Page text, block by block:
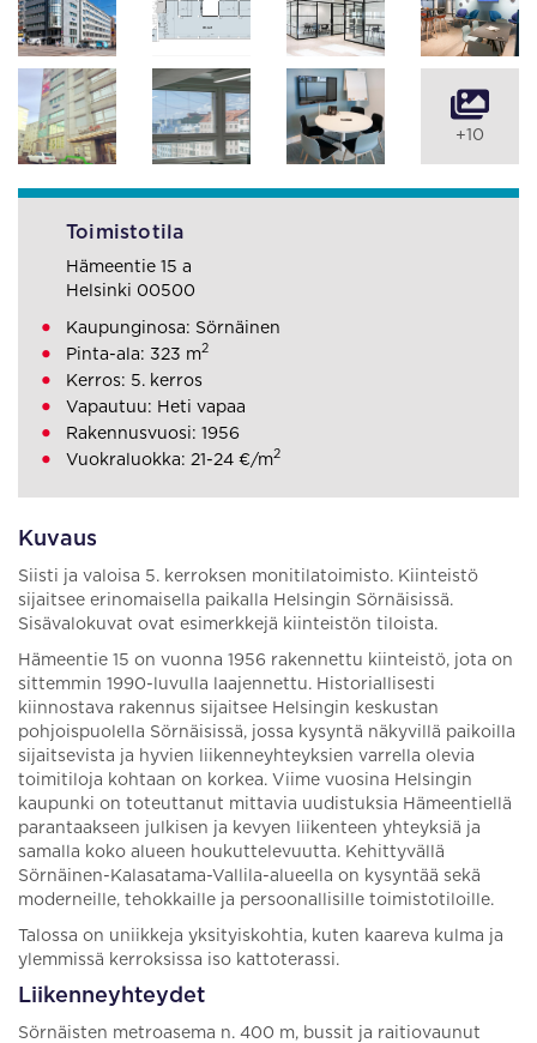
Kuvaus
Siisti ja valoisa 5. kerroksen monitilatoimisto. Kiinteistö
sijaitsee erinomaisella paikalla Helsingin Sörnäisissä.
Sisävalokuvat ovat esimerkkejä kiinteistön tiloista.
Hämeentie 15 on vuonna 1956 rakennettu kiinteistö, jota on
sittemmin 1990-luvulla laajennettu. Historiallisesti
kiinnostava rakennus sijaitsee Helsingin keskustan
pohjoispuolella Sörnäisissä, jossa kysyntä näkyvillä paikoilla
sijaitsevista ja hyvien liikenneyhteyksien varrella olevia
toimitiloja kohtaan on korkea. Viime vuosina Helsingin
kaupunki on toteuttanut mittavia uudistuksia Hämeentiellä
parantaakseen julkisen ja kevyen liikenteen yhteyksiä ja
samalla koko alueen houkuttelevuutta. Kehittyvällä
Sörnäinen-Kalasatama-Vallila-alueella on kysyntää sekä
moderneille, tehokkaille ja persoonallisille toimistotiloille.
Talossa on uniikkeja yksityiskohtia, kuten kaareva kulma ja
ylemmissä kerroksissa iso kattoterassi.
Liikenneyhteydet
Sörnäisten metroasema n. 400 m, bussit ja raitiovaunut
+10
Toimistotila
Hämeentie 15 a
Helsinki 00500
Kaupunginosa: Sörnäinen
Pinta-ala: 323 m2
Kerros: 5. kerros
Vapautuu: Heti vapaa
Rakennusvuosi: 1956
Vuokraluokka: 21-24 €/m2